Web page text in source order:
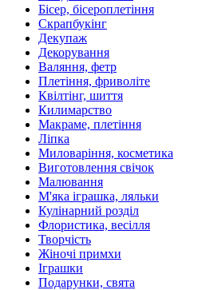
Бісер, бісероплетіння
Скрапбукінг
Декупаж
Декорування
Валяння, фетр
Плетіння, фриволіте
Квілтінг, шиття
Килимарство
Макраме, плетіння
Ліпка
Миловаріння, косметика
Виготовлення свічок
Малювання
М'яка іграшка, ляльки
Кулінарний розділ
Флористика, весілля
Творчість
Жіночі примхи
Іграшки
Подарунки, свята